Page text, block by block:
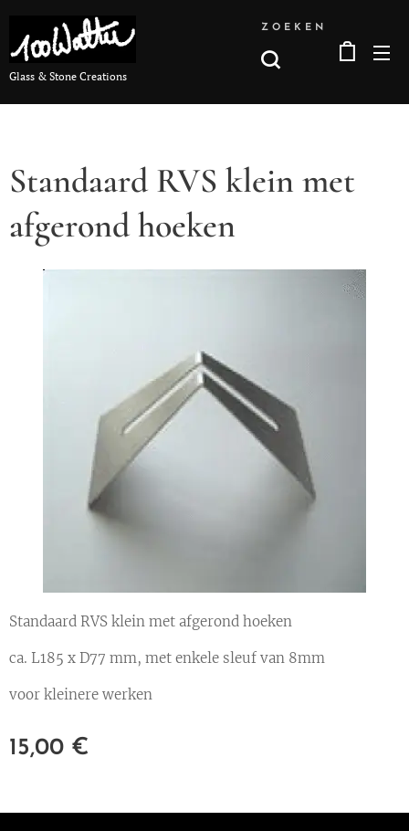
Glass & Stone Creations
ZOEKEN
Standaard RVS klein met
afgerond hoeken
Standaard RVS klein met afgerond hoeken
ca. L185 x D77 mm, met enkele sleuf van 8mm
voor kleinere werken
15,00 €